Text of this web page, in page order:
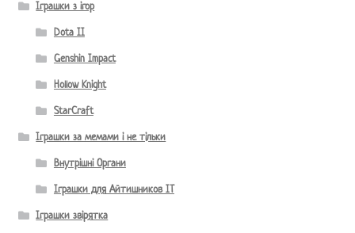
Іграшки з ігор
Dota II
Genshin Impact
Hollow Knight
StarCraft
Іграшки за мемами і не тільки
Внутрішні Органи
Іграшки для Айтишников IT
Іграшки звірятка